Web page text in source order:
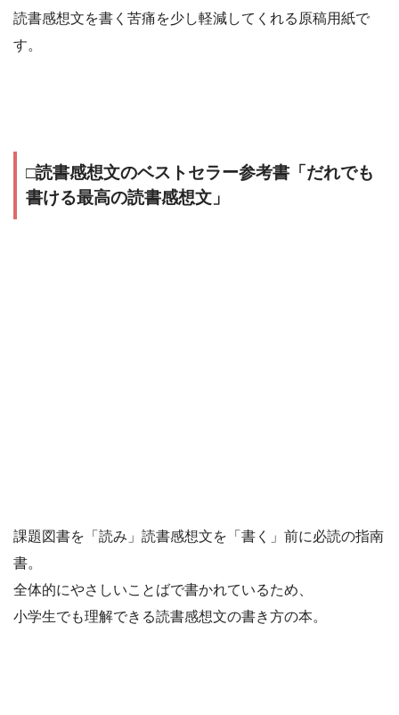
読書感想文を書く苦痛を少し軽減してくれる原稿用紙で
す。
□読書感想文のベストセラー参考書「だれでも
書ける最高の読書感想文」
課題図書を「読み」読書感想文を「書く」前に必読の指南
書。
全体的にやさしいことばで書かれているため、
小学生でも理解できる読書感想文の書き方の本。